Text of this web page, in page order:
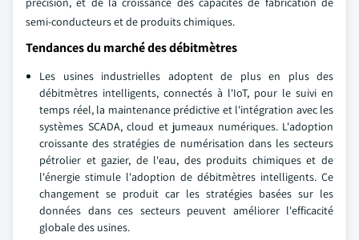
semi-conducteurs et de produits chimiques.
Tendances du marché des débitmètres
Les usines industrielles adoptent de plus en plus des
débitmètres intelligents, connectés à l'IoT, pour le suivi en
temps réel, la maintenance prédictive et l'intégration avec les
systèmes SCADA, cloud et jumeaux numériques. L'adoption
croissante des stratégies de numérisation dans les secteurs
pétrolier et gazier, de l'eau, des produits chimiques et de
l'énergie stimule l'adoption de débitmètres intelligents. Ce
changement se produit car les stratégies basées sur les
données dans ces secteurs peuvent améliorer l'efficacité
globale des usines.